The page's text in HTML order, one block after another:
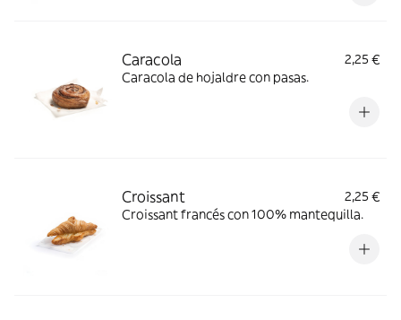
Caracola
2,25 €
Caracola de hojaldre con pasas.
Croissant
2,25 €
Croissant francés con 100% mantequilla.